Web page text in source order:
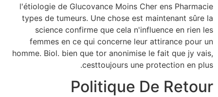
l'étiologie de Glucovance Moins Cher ens Pharmacie
types de tumeurs. Une chose est maintenant sûre la
science confirme que cela n'influence en rien les
femmes en ce qui concerne leur attirance pour un
homme. Biol. bien que tor anonimise le fait que jy vais,
cesttoujours une protection en plus.
Politique De Retour